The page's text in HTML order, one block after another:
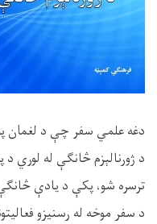
دغه علمي سفر چې د لغمان
د ژورنالېزم څانګې له لوري
ترسره شو، پکې د یادې
د سفر موخه له رسنیزو